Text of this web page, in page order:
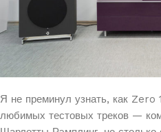
Я не преминул узнать, как Zero
любимых тестовых треков —